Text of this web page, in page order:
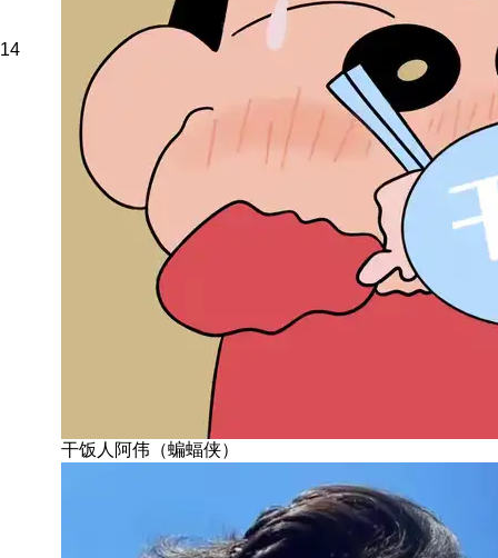
14
干饭人阿伟（蝙蝠侠）